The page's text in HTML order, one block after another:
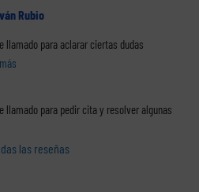
Rubio
llamado para aclarar ciertas dudas
llamado para pedir cita y resolver algunas
las reseñas